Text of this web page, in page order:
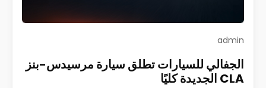
admin
الجفالي للسيارات تطلق سيارة مرسيدس-بنز
CLA الجديدة كليًا